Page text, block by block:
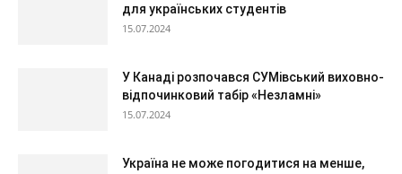
для українських студентів
15.07.2024
У Канаді розпочався СУМівський виховно-
відпочинковий табір «Незламні»
15.07.2024
Україна не може погодитися на менше,